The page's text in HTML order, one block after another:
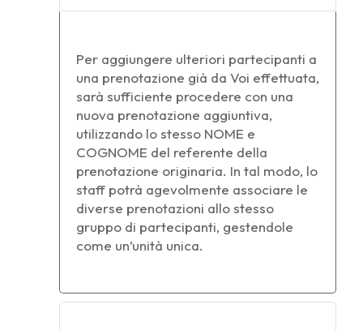
Per aggiungere ulteriori partecipanti a
una prenotazione già da Voi effettuata,
sarà sufficiente procedere con una
nuova prenotazione aggiuntiva,
utilizzando lo stesso NOME e
COGNOME del referente della
prenotazione originaria. In tal modo, lo
staff potrà agevolmente associare le
diverse prenotazioni allo stesso
gruppo di partecipanti, gestendole
come un’unità unica.